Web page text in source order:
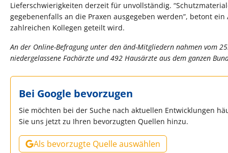
Lieferschwierigkeiten derzeit für unvollständig.
gegebenenfalls an die Praxen ausgegeben werden”, betont
zahlreichen Kollegen geteilt wird.
An der Online-Befragung unter den änd-Mitgliedern nahmen vom
niedergelassene Fachärzte und 492 Hausärzte aus dem ganzen
Bei Google bevorzugen
Sie möchten bei der Suche nach aktuellen Entwicklungen
Sie uns jetzt zu Ihren bevorzugten Quellen hinzu.
Als bevorzugte Quelle auswählen